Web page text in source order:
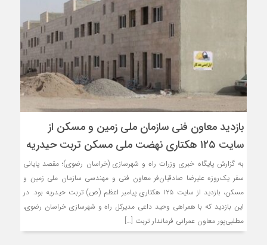
بازدید معاون فنی سازمان ملی زمین و مسکن از
سایت ۱۲۵ هکتاری نهضت ملی مسکن تربت حیدریه
به گزارش پایگاه خبری وزرات راه و شهرسازی (خراسان رضوی)؛ مقصد پایانی
سفر یک‌روزه علیرضا صادقیان‌فر معاون فنی و مهندسی سازمان ملی زمین و
مسکن، بازدید از سایت ۱۲۵ هکتاری پیامبر اعظم (ص) تربت حیدریه بود. در
این بازدید که با همراهی وحید داعی مدیرکل راه و شهرسازی خراسان رضوی،
مطلبی‌پور معاون عمرانی فرماندار تربت […]